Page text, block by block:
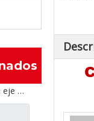
Par de engranajes cónicos de eje medio 27/18 para repuestos de camiones Ankai & BENZ Axle Foton Auman HFF2502040/41CK1BZ